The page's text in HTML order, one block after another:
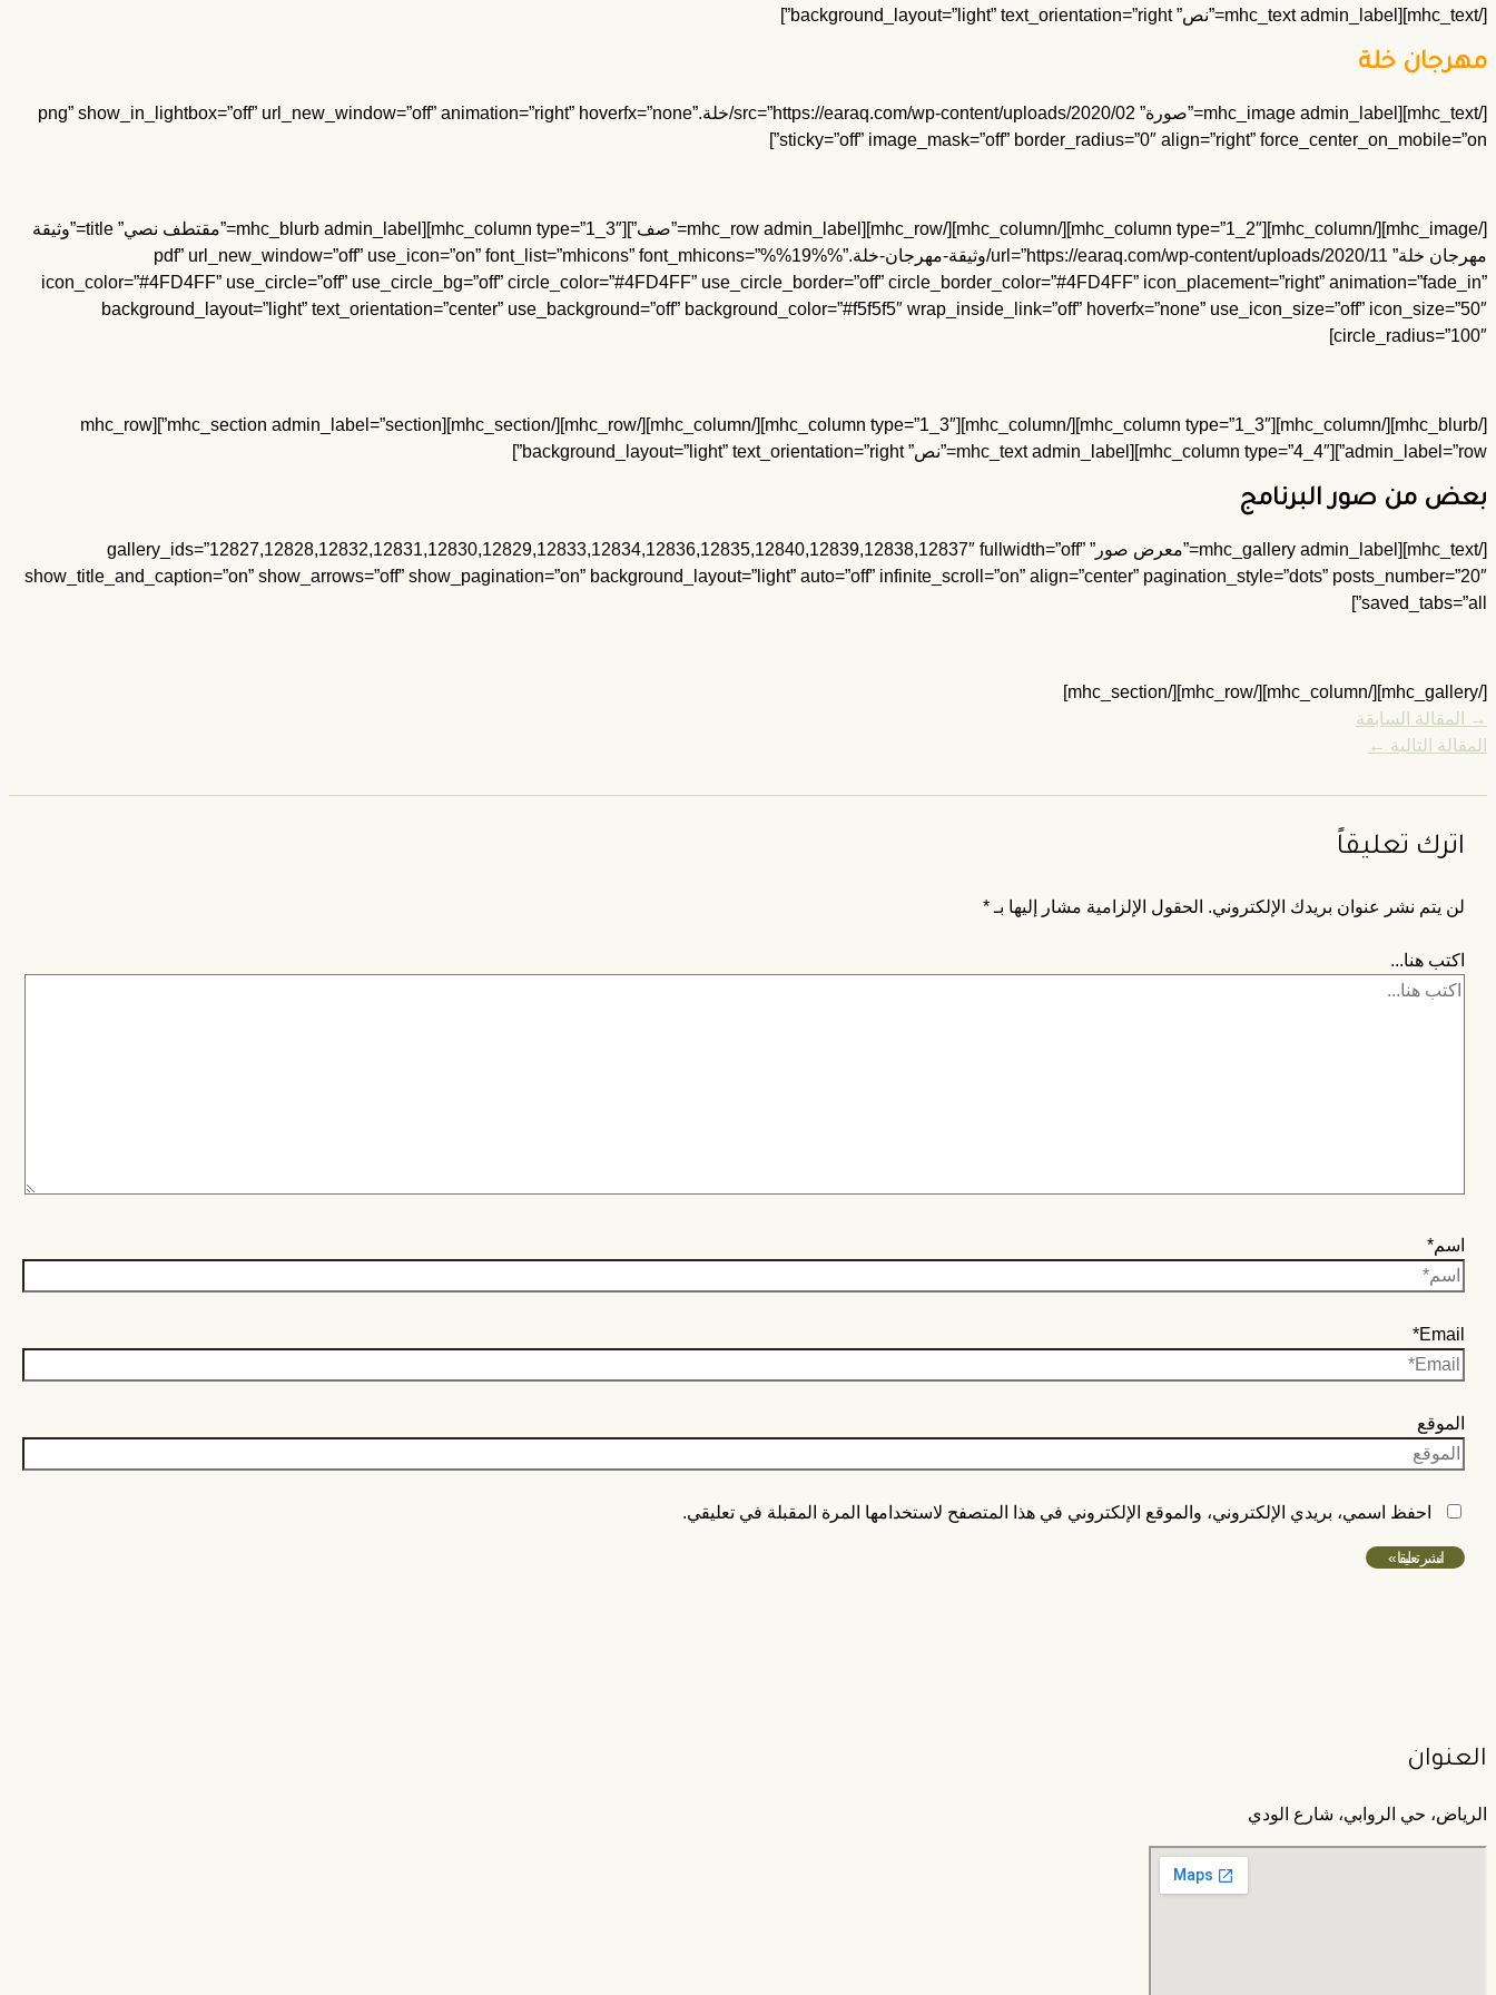
[/mhc_text][mhc_text admin_label=”نص” background_layout=”light” text_orientation=”right”]
مهرجان خلة
[/mhc_text][mhc_image admin_label=”صورة” src=”https://earaq.com/wp-content/uploads/2020/02/خلة.png” show_in_lightbox=”off” url_new_window=”off” animation=”right” hoverfx=”none”
sticky=”off” image_mask=”off” border_radius=”0″ align=”right” force_center_on_mobile=”on”]
[/mhc_image][/mhc_column][mhc_column type=”1_2″][/mhc_column][/mhc_row][mhc_row admin_label=”صف”][mhc_column type=”1_3″][mhc_blurb admin_label=”مقتطف نصي” title=”وثيقة
مهرجان خلة” url=”https://earaq.com/wp-content/uploads/2020/11/وثيقة-مهرجان-خلة.pdf” url_new_window=”off” use_icon=”on” font_list=”mhicons” font_mhicons=”%%19%%”
icon_color=”#4FD4FF” use_circle=”off” use_circle_bg=”off” circle_color=”#4FD4FF” use_circle_border=”off” circle_border_color=”#4FD4FF” icon_placement=”right” animation=”fade_in”
background_layout=”light” text_orientation=”center” use_background=”off” background_color=”#f5f5f5″ wrap_inside_link=”off” hoverfx=”none” use_icon_size=”off” icon_size=”50″
circle_radius=”100″]
[/mhc_blurb][/mhc_column][mhc_column type=”1_3″][/mhc_column][mhc_column type=”1_3″][/mhc_column][/mhc_row][/mhc_section][mhc_section admin_label=”section”][mhc_row
admin_label=”row”][mhc_column type=”4_4″][mhc_text admin_label=”نص” background_layout=”light” text_orientation=”right”]
بعض من صور البرنامج
[/mhc_text][mhc_gallery admin_label=”معرض صور” gallery_ids=”12827,12828,12832,12831,12830,12829,12833,12834,12836,12835,12840,12839,12838,12837″ fullwidth=”off”
show_title_and_caption=”on” show_arrows=”off” show_pagination=”on” background_layout=”light” auto=”off” infinite_scroll=”on” align=”center” pagination_style=”dots” posts_number=”20″
saved_tabs=”all”]
[/mhc_gallery][/mhc_column][/mhc_row][/mhc_section]
→
المقالة السابقة
المقالة التالية ←
اترك تعليقاً
لن يتم نشر عنوان بريدك الإلكتروني. الحقول الإلزامية مشار إليها بـ *
اكتب هنا...
اسم*
Email*
الموقع
احفظ اسمي، بريدي الإلكتروني، والموقع الإلكتروني في هذا المتصفح لاستخدامها المرة المقبلة في تعليقي.
العنوان
الرياض، حي الروابي، شارع الودي